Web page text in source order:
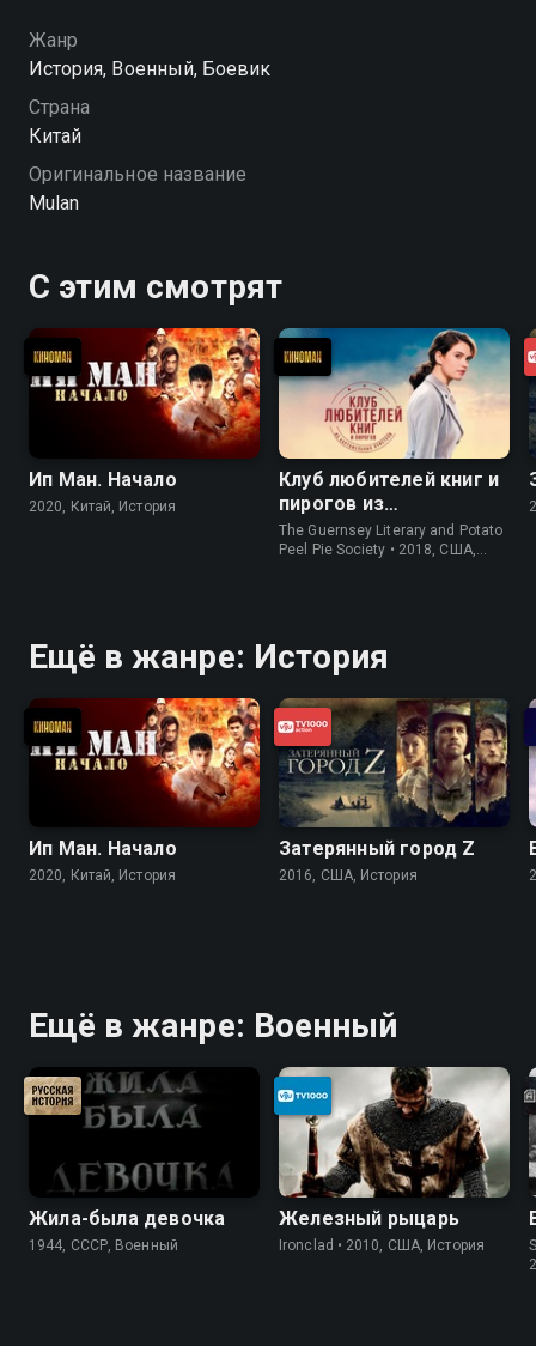
его место в армии. От родителя ей досталась не
только храбрость, но и глубокая преданность
отчизне — чувства, которые теперь ведут её в бой.
Впереди героиню ждут серьёзные испытания, где
настоящую личность от окружающих. «Мулан.
Рождение легенды» — смотрите онлайн в хорошем
Жанр
История, Военный, Боевик
Страна
Китай
Оригинальное название
Mulan
С этим смотрят
Ип Ман. Начало
2020, Китай, История
Клуб любителей книг и
пирогов из
картофельных
очистков
The Guernsey Literary and Potato
Peel Pie Society • 2018, США,
Ещё в жанре: История
Ип Ман. Начало
2020, Китай, История
Затерянный город Z
2016, США, История
Ещё в жанре: Военный
Жила-была девочка
1944, СССР, Военный
Железный рыцарь
Ironclad • 2010, США, История